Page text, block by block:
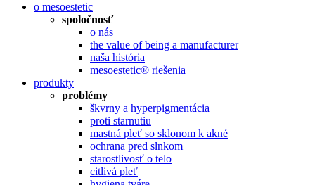
o mesoestetic
spoločnosť
o nás
the value of being a manufacturer
naša história
mesoestetic® riešenia
produkty
problémy
škvrny a hyperpigmentácia
proti starnutiu
mastná pleť so sklonom k ​​akné
ochrana pred slnkom
starostlivosť o telo
citlivá pleť